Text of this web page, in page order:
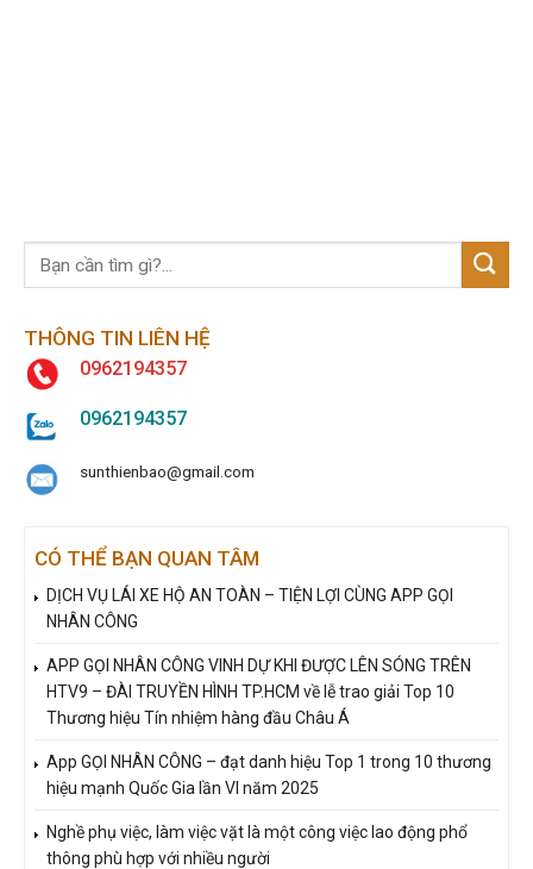
THÔNG TIN LIÊN HỆ
0962194357
0962194357
sunthienbao@gmail.com
CÓ THỂ BẠN QUAN TÂM
DỊCH VỤ LÁI XE HỘ AN TOÀN – TIỆN LỢI CÙNG APP GỌI
NHÂN CÔNG
APP GỌI NHÂN CÔNG VINH DỰ KHI ĐƯỢC LÊN SÓNG TRÊN
HTV9 – ĐÀI TRUYỀN HÌNH TP.HCM về lễ trao giải Top 10
Thương hiệu Tín nhiệm hàng đầu Châu Á
App GỌI NHÂN CÔNG – đạt danh hiệu Top 1 trong 10 thương
hiệu mạnh Quốc Gia lần VI năm 2025
Nghề phụ việc, làm việc vặt là một công việc lao động phổ
thông phù hợp với nhiều người